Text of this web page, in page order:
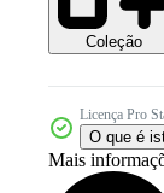
Coleção
Licença Pro
O que é
Mais